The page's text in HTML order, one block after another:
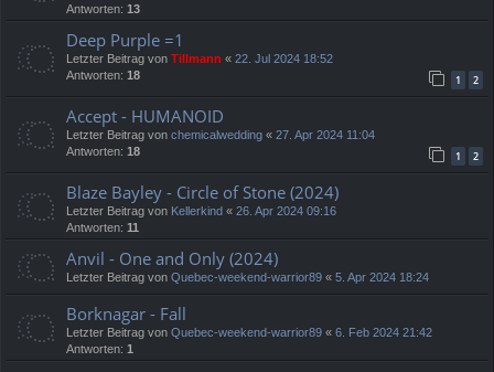
Antworten: 13
Deep Purple =1
Letzter Beitrag von Tillmann « 22. Jul 2024 18:52
Antworten: 18 1 2
Accept - HUMANOID
Letzter Beitrag von chemicalwedding « 27. Apr 2024 11:04
Antworten: 18 1 2
Blaze Bayley - Circle of Stone (2024)
Letzter Beitrag von Kellerkind « 26. Apr 2024 09:16
Antworten: 11
Anvil - One and Only (2024)
Letzter Beitrag von Quebec-weekend-warrior89 « 5. Apr 2024 18:24
Borknagar - Fall
Letzter Beitrag von Quebec-weekend-warrior89 « 6. Feb 2024 21:42
Antworten: 1